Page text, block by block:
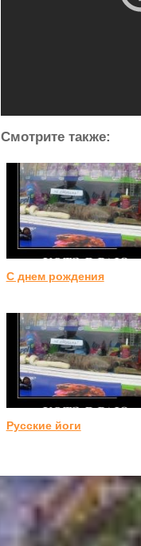
Смотрите также:
С днем рождения
Русские йоги